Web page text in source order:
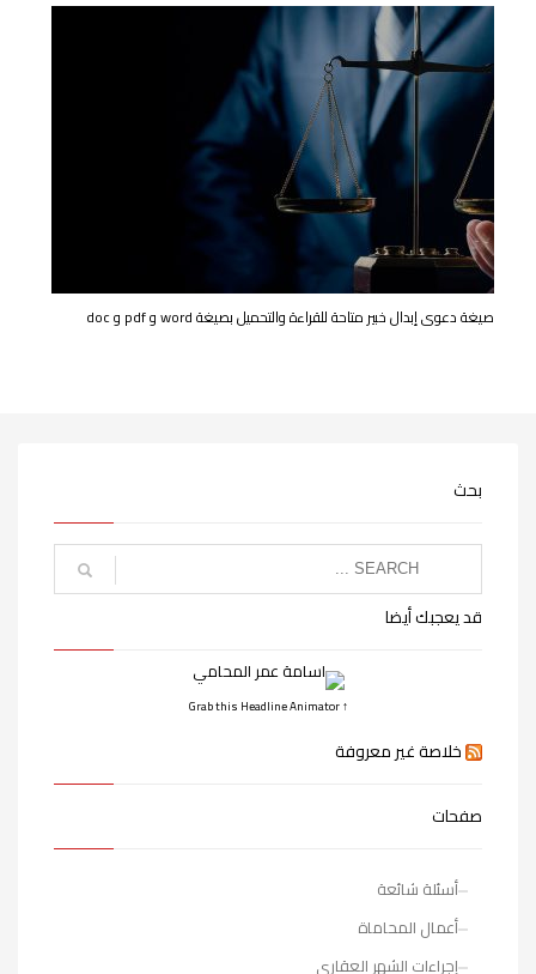
صيغة دعوى إبدال خبير متاحة للقراءة والتحميل بصيغة word و pdf و doc
بحث
قد يعجبك أيضا
↑ Grab this Headline Animator
خلاصة غير معروفة
صفحات
أسئلة شائعة
أعمال المحاماة
إجراءات الشهر العقاري